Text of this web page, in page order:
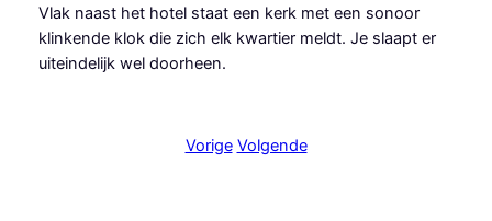
Vlak naast het hotel staat een kerk met een sonoor
klinkende klok die zich elk kwartier meldt. Je slaapt er
uiteindelijk wel doorheen.
Vorige Volgende